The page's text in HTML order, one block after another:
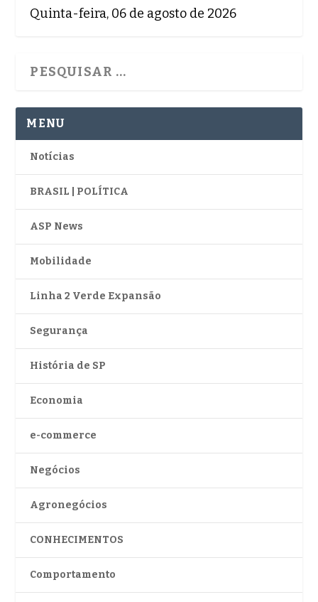
Quinta-feira, 06 de agosto de 2026
MENU
Notícias
BRASIL | POLÍTICA
ASP News
Mobilidade
Linha 2 Verde Expansão
Segurança
História de SP
Economia
e-commerce
Negócios
Agronegócios
CONHECIMENTOS
Comportamento